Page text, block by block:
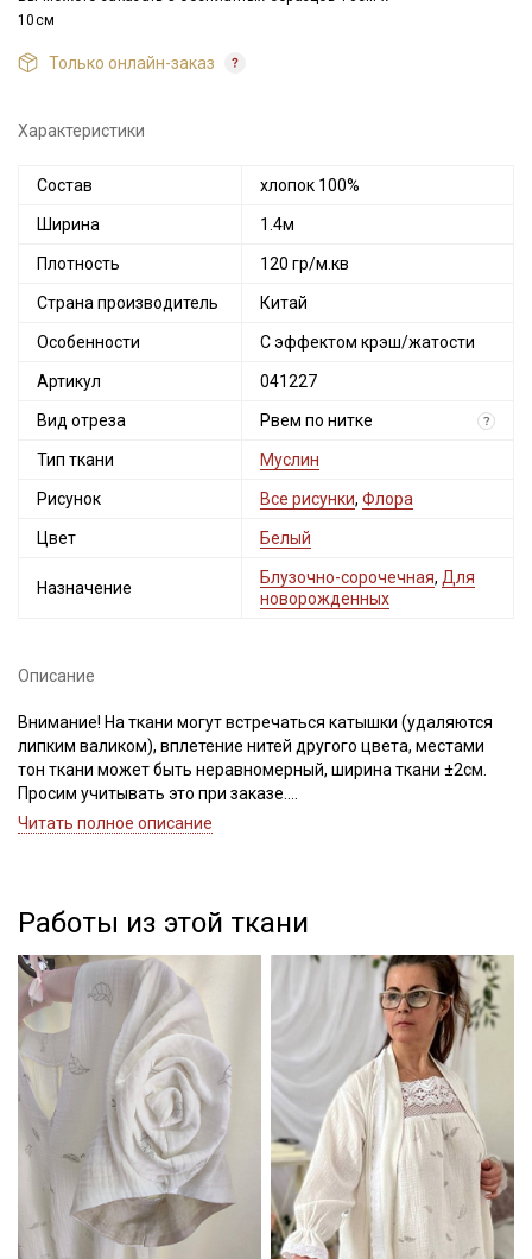
10см
Только онлайн-заказ
Характеристики
Состав хлопок 100%
Ширина 1.4м
Плотность 120 гр/м.кв
Страна производитель Китай
Особенности С эффектом крэш/жатости
Артикул 041227
Вид отреза Рвем по нитке ?
Тип ткани Муслин
Рисунок Все рисунки, Флора
Цвет Белый
Назначение
Блузочно-сорочечная, Для
новорожденных
Описание
Внимание! На ткани могут встречаться катышки (удаляются
липким валиком), вплетение нитей другого цвета, местами
тон ткани может быть неравномерный, ширина ткани ±2см.
Просим учитывать это при заказе.
волнистой жатости. Состоит из двух слоев тончайшего
муслина с редким переплетением, слои внутри прошиты
тонкой нитью, благодаря двухслойности, практически не
просвечивает. При всей легкости и воздушности ткань
достаточно прочная и износостойкая, но стоит учитывать, что
из-за рыхлого переплетения, на швах при сильной нагрузке
склонна к расхождению нитей, поэтому рекомендуется
выбирать модели свободного кроя.
Муслин отлично подходит для пошива взрослой и детской
одежды, домашнего текстиля, прекрасно смотрится в
сочетании с сатином, вафельным полотном, фактурным
Ткань дает усадку до 5% перед пошивом постирайте отрез
при температуре дальнейших стирок, не выше 40C
Уход:
Читать полное описание
Работы из этой ткани
Секретная рассылка от Купава
Мы публикуем здесь дополнительные